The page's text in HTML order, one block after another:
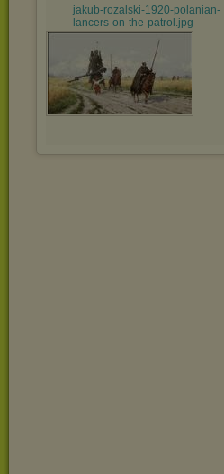
jakub-rozalski-1920-polanian-
lancers-on-the-patrol.jpg